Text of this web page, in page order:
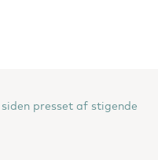
siden presset af stigende